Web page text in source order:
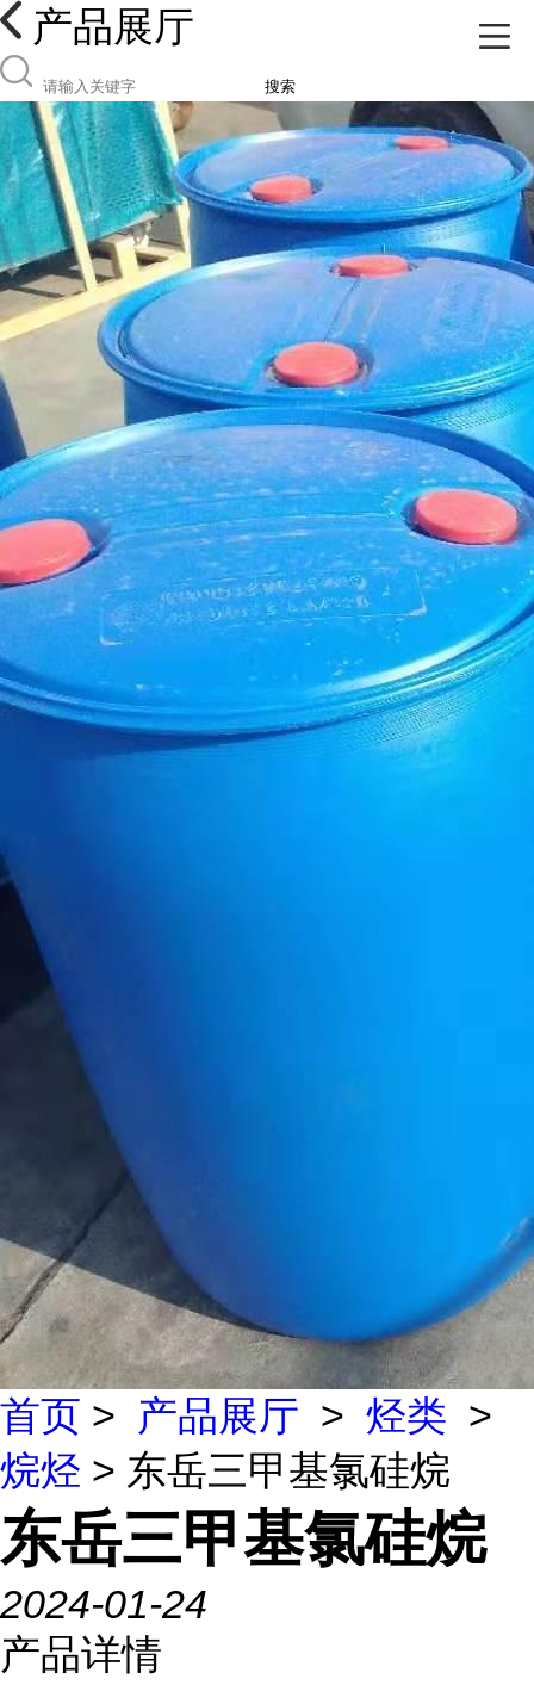
产品展厅
搜索
首页 > 产品展厅 > 烃类 >
烷烃 > 东岳三甲基氯硅烷
东岳三甲基氯硅烷
2024-01-24
产品详情